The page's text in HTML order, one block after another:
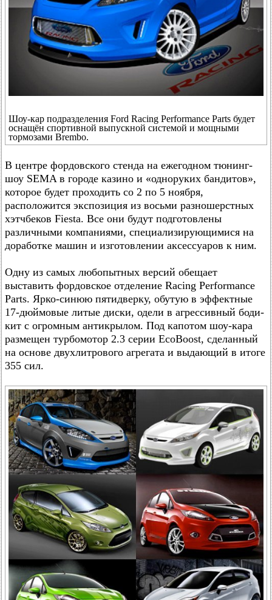
Шоу-кар подразделения Ford Racing Performance Parts будет
оснащён спортивной выпускной системой и мощными
тормозами Brembo.
В центре фордовского стенда на ежегодном тюнинг-
шоу SEMA в городе казино и «одноруких бандитов»,
которое будет проходить со 2 по 5 ноября,
расположится экспозиция из восьми разношерстных
хэтчбеков Fiesta. Все они будут подготовлены
различными компаниями, специализирующимися на
доработке машин и изготовлении аксессуаров к ним.
Одну из самых любопытных версий обещает
выставить фордовское отделение Racing Performance
Parts. Ярко-синюю пятидверку, обутую в эффектные
17-дюймовые литые диски, одели в агрессивный боди-
кит с огромным антикрылом. Под капотом шоу-кара
размещен турбомотор 2.3 серии EcoBoost, сделанный
на основе двухлитрового агрегата и выдающий в итоге
355 сил.